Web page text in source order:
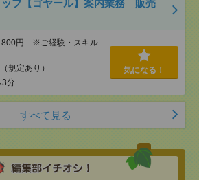
ッフ【ゴヤール】案内業務 販売
円 ※ご経験・スキル
規定あり）
3分
気になる！
すべて見る